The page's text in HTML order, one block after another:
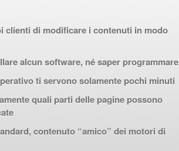
clienti di modificare i contenuti in modo
alcun software, né saper programmare
ti servono solamente pochi minuti
quali parti delle pagine possono
contenuto “amico” dei motori di